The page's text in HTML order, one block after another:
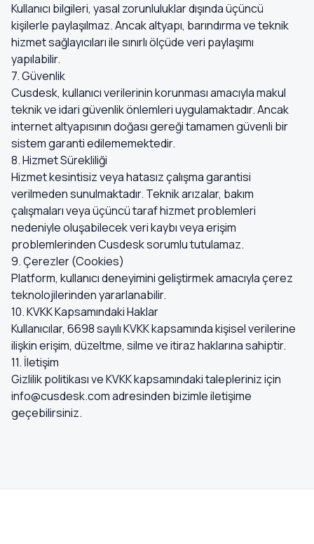
Kullanıcı bilgileri, yasal zorunluluklar dışında üçüncü
kişilerle paylaşılmaz. Ancak altyapı, barındırma ve teknik
hizmet sağlayıcıları ile sınırlı ölçüde veri paylaşımı
yapılabilir.
7. Güvenlik
Cusdesk, kullanıcı verilerinin korunması amacıyla makul
teknik ve idari güvenlik önlemleri uygulamaktadır. Ancak
internet altyapısının doğası gereği tamamen güvenli bir
sistem garanti edilememektedir.
8. Hizmet Sürekliliği
Hizmet kesintisiz veya hatasız çalışma garantisi
verilmeden sunulmaktadır. Teknik arızalar, bakım
çalışmaları veya üçüncü taraf hizmet problemleri
nedeniyle oluşabilecek veri kaybı veya erişim
problemlerinden Cusdesk sorumlu tutulamaz.
9. Çerezler (Cookies)
Platform, kullanıcı deneyimini geliştirmek amacıyla çerez
teknolojilerinden yararlanabilir.
10. KVKK Kapsamındaki Haklar
Kullanıcılar, 6698 sayılı KVKK kapsamında kişisel verilerine
ilişkin erişim, düzeltme, silme ve itiraz haklarına sahiptir.
11. İletişim
Gizlilik politikası ve KVKK kapsamındaki talepleriniz için
info@cusdesk.comadresinden bizimle iletişime
geçebilirsiniz.